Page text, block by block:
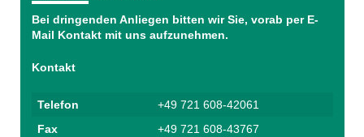
Bei dringenden Anliegen bitten wir Sie, vorab per E-
Mail Kontakt mit uns aufzunehmen.
Kontakt
Telefon
+49 721 608-42061
Fax
+49 721 608-43767